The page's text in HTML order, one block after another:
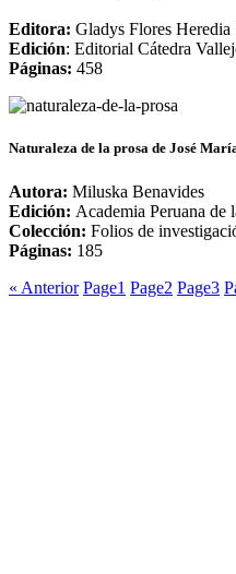
Editora: Gladys Flores Heredia
Edición: Editorial Cátedra
Páginas: 458
Naturaleza de la prosa de José
Autora: Miluska Benavides
Edición: Academia Peruana de
Colección: Folios de
Páginas: 185
« Anterior Page1 Page2 Page3